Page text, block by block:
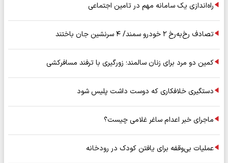
راه‌اندازی یک سامانه مهم در تامین اجتماعی
تصادف رخ‌به‌رخ ۲ خودرو سمند/ ۴ سرنشین جان باختند
کمین دو مرد برای زنان سالمند؛ زورگیری با ترفند مسافرکشی
دستگیری خلافکاری که دوست داشت پلیس شود
ماجرای خبر اعدام ساغر غلامی چیست؟
عملیات بی‌وقفه برای یافتن کودک در رودخانه